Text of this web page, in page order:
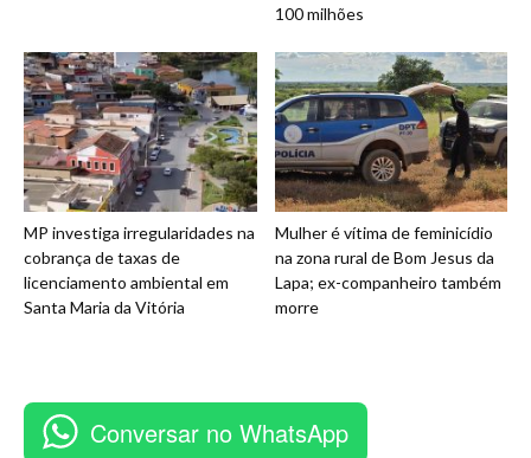
100 milhões
MP investiga irregularidades na
cobrança de taxas de
licenciamento ambiental em
Santa Maria da Vitória
Mulher é vítima de feminicídio
na zona rural de Bom Jesus da
Lapa; ex-companheiro também
morre
Conversar no WhatsApp